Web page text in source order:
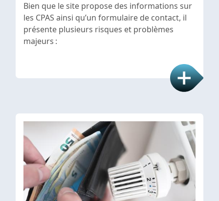
Bien que le site propose des informations sur
les CPAS ainsi qu’un formulaire de contact, il
présente plusieurs risques et problèmes
majeurs :